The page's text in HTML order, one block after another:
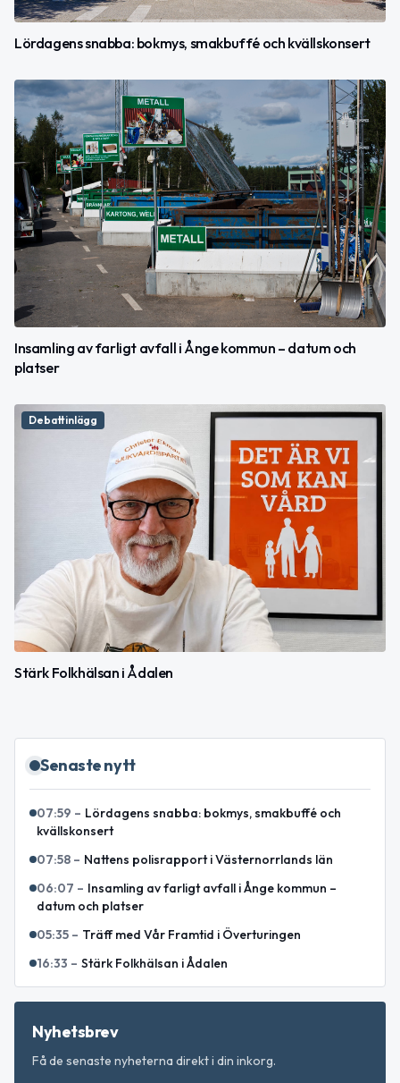
Lördagens snabba: bokmys, smakbuffé och kvällskonsert
Insamling av farligt avfall i Ånge kommun – datum och
platser
Debattinlägg
Stärk Folkhälsan i Ådalen
Senaste nytt
07:59 – Lördagens snabba: bokmys, smakbuffé och
kvällskonsert
07:58 – Nattens polisrapport i Västernorrlands län
06:07 – Insamling av farligt avfall i Ånge kommun –
datum och platser
05:35 – Träff med Vår Framtid i Överturingen
16:33 – Stärk Folkhälsan i Ådalen
Nyhetsbrev
Få de senaste nyheterna direkt i din inkorg.